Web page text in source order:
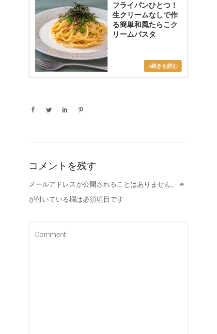
フライパンひとつ！
生クリームなしで作
る簡単和風たらこク
リームパスタ
コメントを残す
メールアドレスが公開されることはありません。
※
が付いている欄は必須項目です